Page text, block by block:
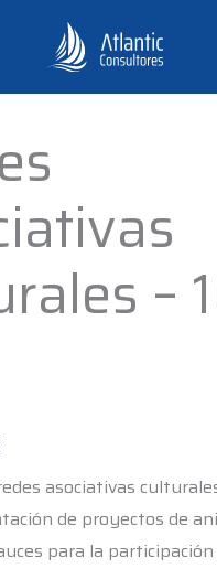
–
asociativas
de proyectos de
para la